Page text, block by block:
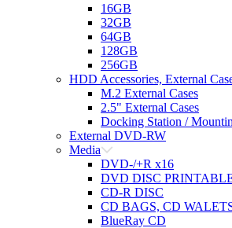
16GB
32GB
64GB
128GB
256GB
HDD Accessories, External
M.2 External Cases
2.5" External Cases
Docking Station /
External DVD-RW
Media
DVD-/+R x16
DVD DISC
CD-R DISC
CD BAGS, CD
BlueRay CD